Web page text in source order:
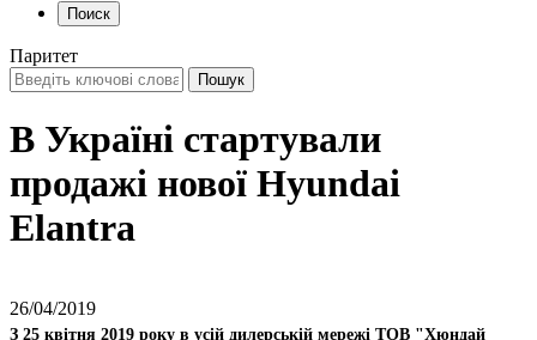
Поиск
Паритет
В Україні стартували
продажі нової Hyundai
Elantra
26/04/2019
З 25 квітня 2019 року в усій дилерській мережі ТОВ "Хюндай